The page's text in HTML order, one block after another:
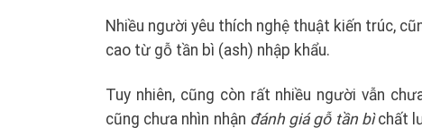
Nhiều người yêu thích nghệ thuật kiến trúc,
cao từ gỗ tần bì (ash) nhập khẩu.
Tuy nhiên, cũng còn rất nhiều người vẫn
cũng chưa nhìn nhận đánh giá gỗ tần bìchất